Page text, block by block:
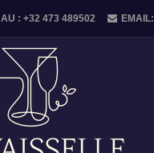
: +32 473 489502 EMAIL: